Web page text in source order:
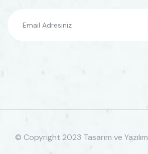
© Copyright 2023 Tasarım ve Yazılım